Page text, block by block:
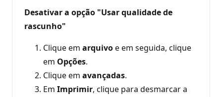
Desativar a opção "Usar qualidade de
rascunho"
Clique em arquivoe em seguida, clique
em Opções.
Clique em avançadas.
Em Imprimir, clique para desmarcar a